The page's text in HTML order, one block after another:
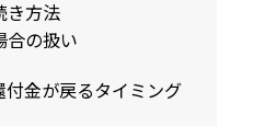
き方法
合の扱い
金が戻るタイミング